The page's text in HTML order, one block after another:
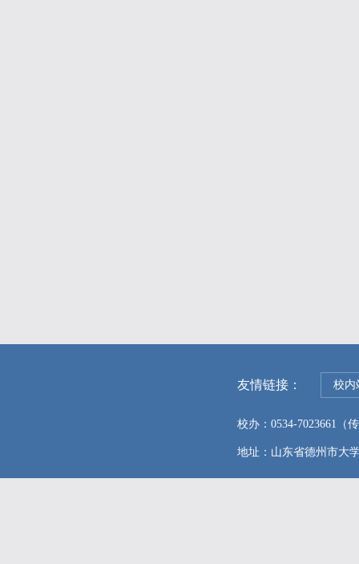
友情链接： 校内
校办：0534-7023661（
地址：山东省德州市大